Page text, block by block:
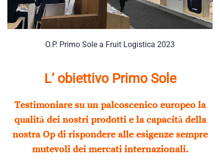
O.P. Primo Sole a Fruit Logistica 2023
L’ obiettivo Primo Sole
Testimoniare su un palcoscenico europeo la
qualità dei nostri prodotti e la capacità della
nostra Op di rispondere alle esigenze sempre
mutevoli dei mercati internazionali.